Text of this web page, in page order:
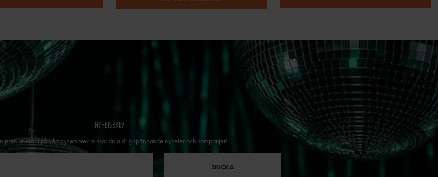
NYHETSBREV
prenumerant på vårt nyhetsbrev missar du aldrig spännande nyheter och kampanjer!
SKICKA